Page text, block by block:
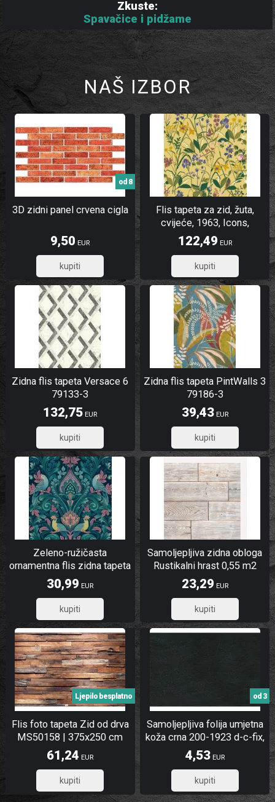
Zkuste:
Spavačice i pidžame
NAŠ IZBOR
3D zidni panel crvena cigla
od 8
9,50 EUR
7,60
Flis tapeta za zid, žuta,
cvijeće, 1963, Icons,
Borastapeter | Ljepilo Gratis
122,49 EUR
97,99
Zidna flis tapeta Versace 6
79133-3
132,75 EUR
106,20
Zidna flis tapeta PintWalls 3
79186-3
39,43EUR
31,54
Zeleno-ružičasta
ornamentna flis zidna tapeta
| A67801 | Ljepilo gratis
30,99 EUR
24,79
Samoljepljiva zidna obloga
Rustikalni hrast 0,55 m2
23,29 EUR
18,63
Flis foto tapeta Zid od drva
MS50158 | 375x250 cm
Ljepilo besplatno
61,24 EUR
48,99
Samoljepljiva folija umjetna
koža crna 200-1923 d-c-fix,
širina 45 cm
od 3
4,53EUR
3,62